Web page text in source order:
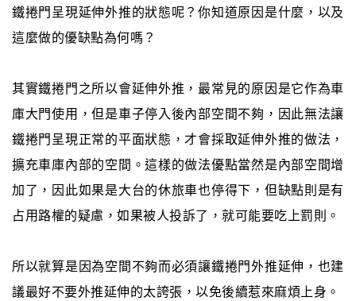
鐵捲門呈現延伸外推的狀態呢？你知道原因是什麼，以及
這麼做的優缺點為何嗎？
其實鐵捲門之所以會延伸外推，最常見的原因是它作為車
庫大門使用，但是車子停入後內部空間不夠，因此無法讓
鐵捲門呈現正常的平面狀態，才會採取延伸外推的做法，
擴充車庫內部的空間。這樣的做法優點當然是內部空間增
加了，因此如果是大台的休旅車也停得下，但缺點則是有
占用路權的疑慮，如果被人投訴了，就可能要吃上罰則。
所以就算是因為空間不夠而必須讓鐵捲門外推延伸，也建
議最好不要外推延伸的太誇張，以免後續惹來麻煩上身。